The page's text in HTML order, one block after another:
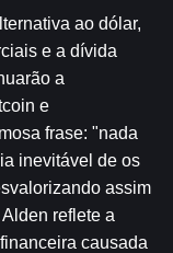
ao dólar,
e a dívida
a
e
frase: "nada
inevitável de os
assim
reflete a
causada